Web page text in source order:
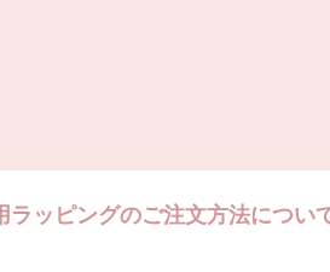
ラッピングのご注文方法につい